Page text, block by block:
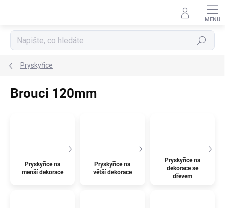
Hledat
Pryskyřice
Brouci 120mm
Pryskyřice na
menší dekorace
Pryskyřice na
větší dekorace
Pryskyřice na
dekorace se
dřevem